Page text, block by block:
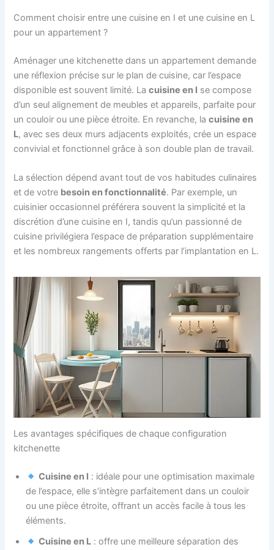
Comment choisir entre une cuisine en I et une cuisine en L
pour un appartement ?
Aménager une kitchenette dans un appartement demande
une réflexion précise sur le plan de cuisine, car l’espace
disponible est souvent limité. Lacuisine en I se compose
d’un seul alignement de meubles et appareils, parfaite pour
un couloir ou une pièce étroite. En revanche, lacuisine en
L, avec ses deux murs adjacents exploités, crée un espace
convivial et fonctionnel grâce à son double plan de travail.
La sélection dépend avant tout de vos habitudes culinaires
et de votre besoin en fonctionnalité. Par exemple, un
cuisinier occasionnel préférera souvent la simplicité et la
discrétion d’une cuisine en I, tandis qu’un passionné de
cuisine privilégiera l’espace de préparation supplémentaire
et les nombreux rangements offerts par l’implantation en L.
Les avantages spécifiques de chaque configuration
kitchenette
Cuisine en I : idéale pour une optimisation maximale
de l’espace, elle s’intègre parfaitement dans un couloir
ou une pièce étroite, offrant un accès facile à tous les
éléments.
Cuisine en L : offre une meilleure séparation des